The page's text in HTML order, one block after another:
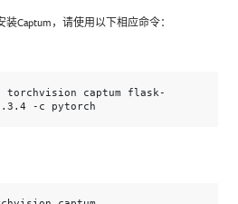
Captum，请使用以下相应命令：
torchvision captum
flask-
.3.4 -c